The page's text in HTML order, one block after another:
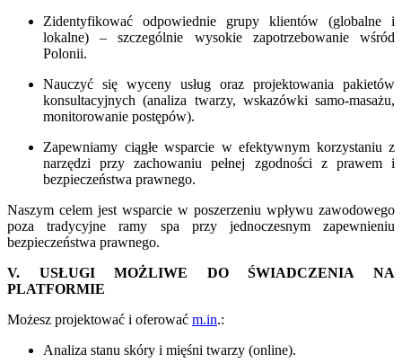
Zidentyfikować odpowiednie grupy klientów (globalne i
lokalne) – szczególnie wysokie zapotrzebowanie wśród
Polonii.
Nauczyć się wyceny usług oraz projektowania pakietów
konsultacyjnych (analiza twarzy, wskazówki samo-masażu,
monitorowanie postępów).
Zapewniamy ciągłe wsparcie w efektywnym korzystaniu z
narzędzi przy zachowaniu pełnej zgodności z prawem i
bezpieczeństwa prawnego.
Naszym celem jest wsparcie w poszerzeniu wpływu zawodowego
poza tradycyjne ramy spa przy jednoczesnym zapewnieniu
bezpieczeństwa prawnego.
V. USŁUGI MOŻLIWE DO ŚWIADCZENIA NA
PLATFORMIE
Możesz projektować i oferować m.in.:
Analiza stanu skóry i mięśni twarzy (online).